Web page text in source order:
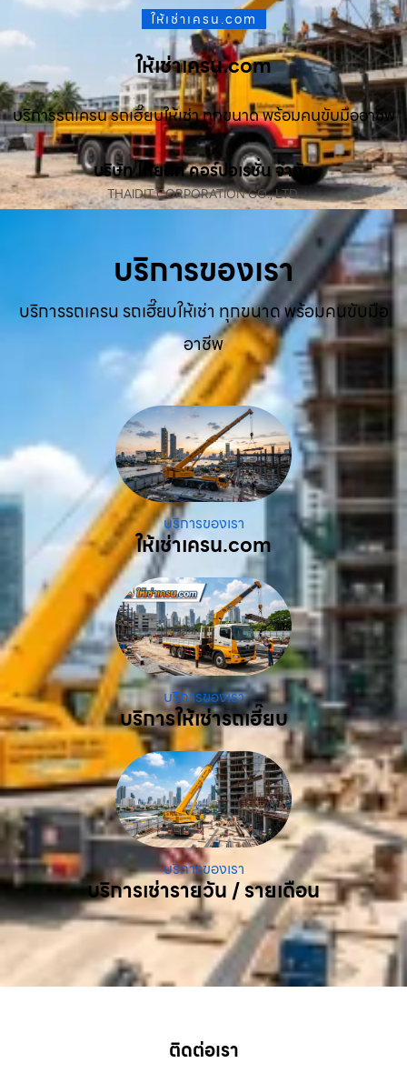
ให้เช่าเครน.com
ให้เช่าเครน.com
บริการรถเครน รถเฮี๊ยบให้เช่า ทุกขนาด พร้อมคนขับมืออาชีพ
บริษัท ไทยดิท คอร์ปอเรชั่น จำกัด
THAIDIT CORPORATION CO., LTD.
บริการของเรา
บริการรถเครน รถเฮี๊ยบให้เช่า ทุกขนาด พร้อมคนขับมือ
อาชีพ
บริการของเรา
ให้เช่าเครน.com
บริการของเรา
บริการให้เช่ารถเฮี๊ยบ
บริการของเรา
บริการเช่ารายวัน / รายเดือน
ติดต่อเรา